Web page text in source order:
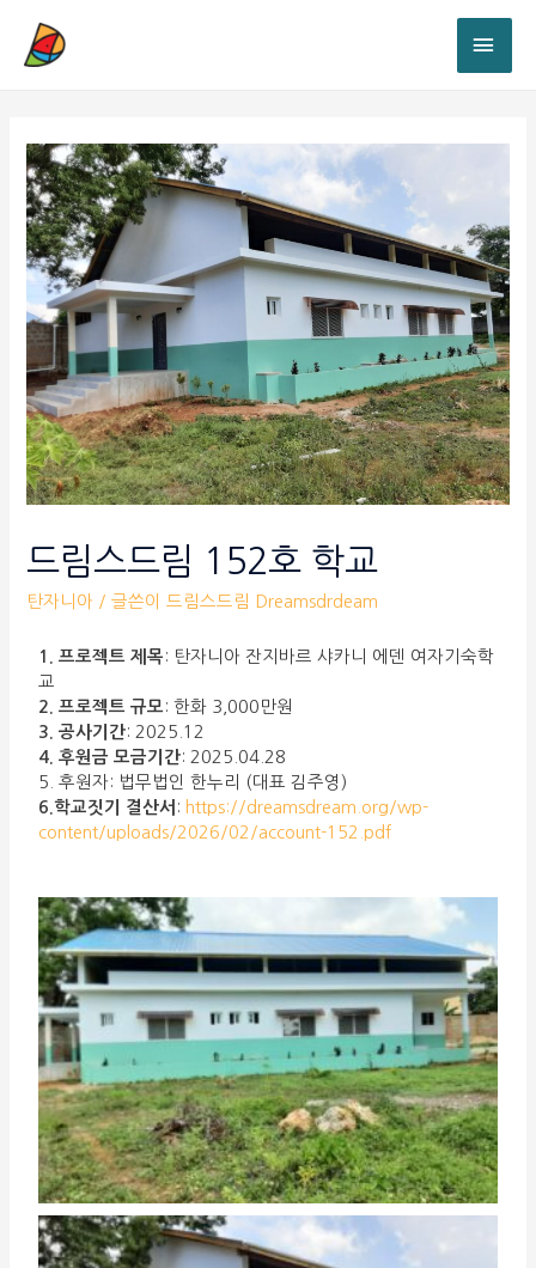
드림스드림 152호 학교
탄자니아 / 글쓴이드림스드림 Dreamsdrdeam
1. 프로젝트 제목 : 탄자니아 잔지바르 샤카니 에덴 여자기숙학
교
2. 프로젝트 규모 : 한화 3,000만원
3. 공사기간: 2025.12
4. 후원금 모금기간: 2025.04.28
5. 후원자: 법무법인 한누리 (대표 김주영)
6.학교짓기 결산서 : https://dreamsdream.org/wp-
content/uploads/2026/02/account-152.pdf